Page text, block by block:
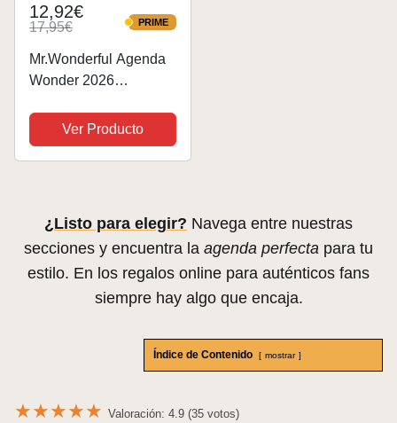
12,92€
17,95€ PRIME
PRIME
Mr.Wonderful Agenda
Wonder 2026
a lograr, 22,1 x 2,1 x
15,6
Ver Producto
¿Listo para elegir? Navega entre nuestras
secciones y encuentra la agenda perfecta para tu
estilo. En los regalos online para auténticos fans
siempre hay algo que encaja.
Índice de Contenido mostrar
★★★★★ Valoración: 4.9 (35 votos)